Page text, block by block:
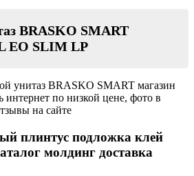
BRASKO SMART
EO SLIM LP
унитаз BRASKO SMART магазин
по низкой цене, фото в
на сайте
плинтус подложка клей
молдинг доставка